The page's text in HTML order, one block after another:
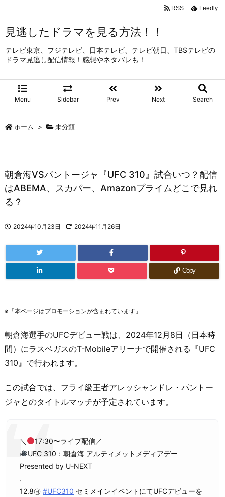
見逃したドラマを見る方法！！
テレビ東京、フジテレビ、日本テレビ、テレビ朝日、TBSテレビの
ドラマ見逃し配信情報！感想やネタバレも！
Menu Sidebar Prev Next Search
RSS Feedly
ホーム > 未分類
朝倉海VSパントージャ『UFC 310』試合いつ？配信
はABEMA、スカパー、Amazonプライムどこで見れ
る？
2024年10月23日 2024年11月26日
Copy
※「本ページはプロモーションが含まれています」
朝倉海選手のUFCデビュー戦は、2024年12月8日（日本時
間）にラスベガスのT-Mobileアリーナで開催される『UFC
310』で行われます。
この試合では、フライ級王者アレッシャンドレ・パントー
ジャとのタイトルマッチが予定されています。
＼
17:30〜ライブ配信／
UFC 310：朝倉海 アルティメットメディアデー
Presented by U-NEXT
.
12.8㊐ #UFC310 セミメインイベントにてUFCデビューを